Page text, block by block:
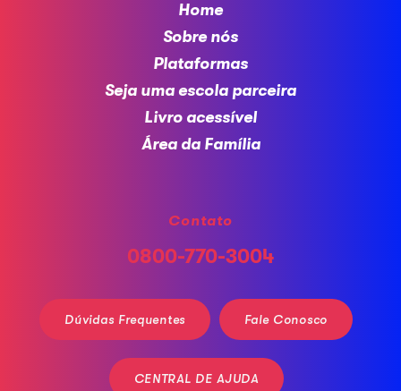
Home
Sobre nós
Plataformas
Seja uma escola parceira
Livro acessível
Área da Família
Contato
0800-770-3004
Dúvidas Frequentes Fale Conosco
CENTRAL DE AJUDA